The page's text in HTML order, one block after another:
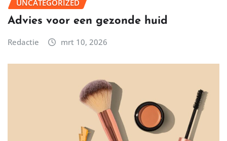
UNCATEGORIZED
Advies voor een gezonde huid
Redactie mrt 10, 2026